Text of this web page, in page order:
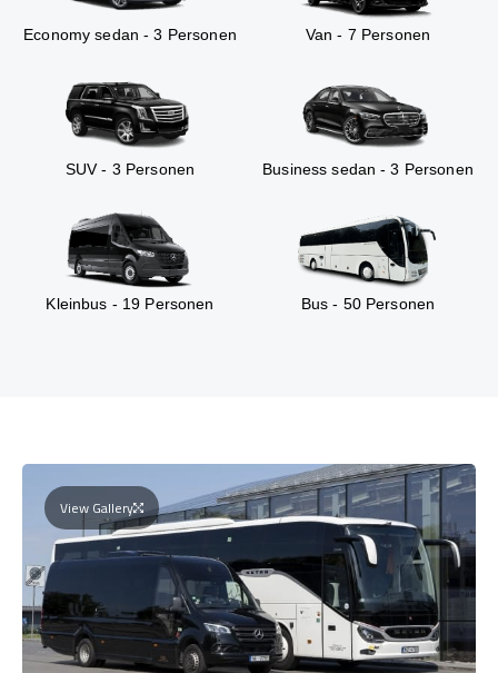
Economy sedan - 3 Personen Van - 7 Personen
SUV - 3 Personen Business sedan - 3 Personen
Kleinbus - 19 Personen Bus - 50 Personen
View Gallery